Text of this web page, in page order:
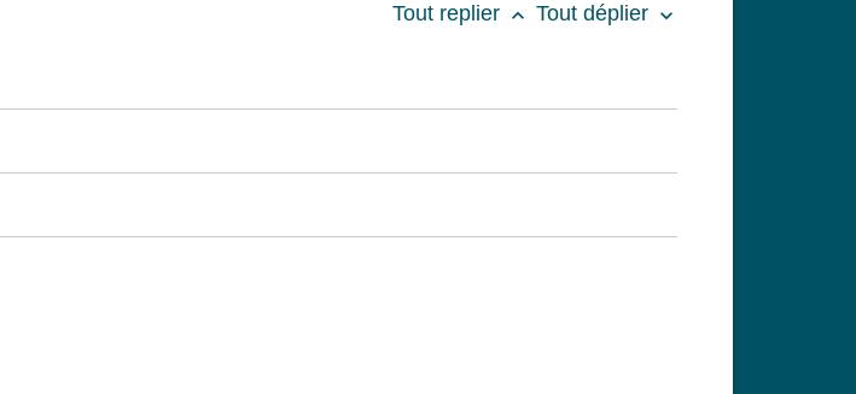
Tout replier keyboard_arrow_up Tout déplier keyboard_arrow_down